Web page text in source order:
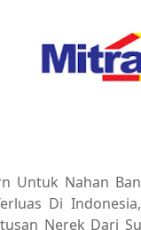
Untuk Nahan
Di
Nerek Dari